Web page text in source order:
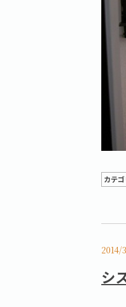
カテゴ
2014/
シ